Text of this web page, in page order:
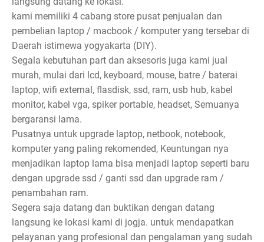
kami memiliki 4 cabang store pusat penjualan dan
pembelian laptop / macbook / komputer yang tersebar di
Daerah istimewa yogyakarta (DIY).
Segala kebutuhan part dan aksesoris juga kami jual
murah, mulai dari lcd, keyboard, mouse, batre / baterai
laptop, wifi external, flasdisk, ssd, ram, usb hub, kabel
monitor, kabel vga, spiker portable, headset, Semuanya
bergaransi lama.
Pusatnya untuk upgrade laptop, netbook, notebook,
komputer yang paling rekomended, Keuntungan nya
menjadikan laptop lama bisa menjadi laptop seperti baru
dengan upgrade ssd / ganti ssd dan upgrade ram /
penambahan ram.
Segera saja datang dan buktikan dengan datang
langsung ke lokasi kami di jogja. untuk mendapatkan
pelayanan yang profesional dan pengalaman yang sudah